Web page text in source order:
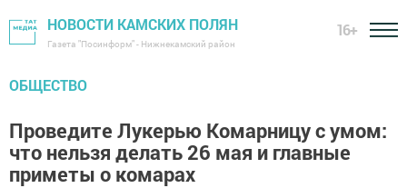
НОВОСТИ КАМСКИХ ПОЛЯН
Газета "Посинформ" - Нижнекамский район
16+
ОБЩЕСТВО
Проведите Лукерью Комарницу с умом:
что нельзя делать 26 мая и главные
приметы о комарах